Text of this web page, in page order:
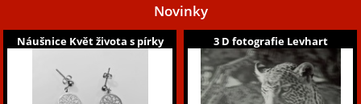
Novinky
Náušnice Květ života s pírky 3 D fotografie Levhart